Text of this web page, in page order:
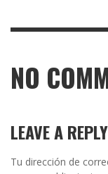
NO
LEAVE A REPLY
Tu dirección de